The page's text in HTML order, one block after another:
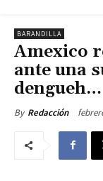
BARANDILLA
Amexico
ante una
dengueh…
By Redacción